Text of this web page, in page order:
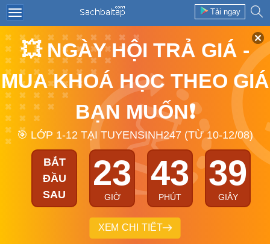
Tải ngay
💥 NGÀY HỘI TRẢ GIÁ -
MUA KHOÁ HỌC THEO GIÁ
BẠN MUỐN❗
🎯 LỚP 1-12 TẠI TUYENSINH247 (TỪ 10-12/08)
BẮT
ĐẦU
SAU
23
GIỜ
43
PHÚT
39
GIÂY
XEM CHI TIẾT